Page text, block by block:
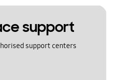
support
support centers